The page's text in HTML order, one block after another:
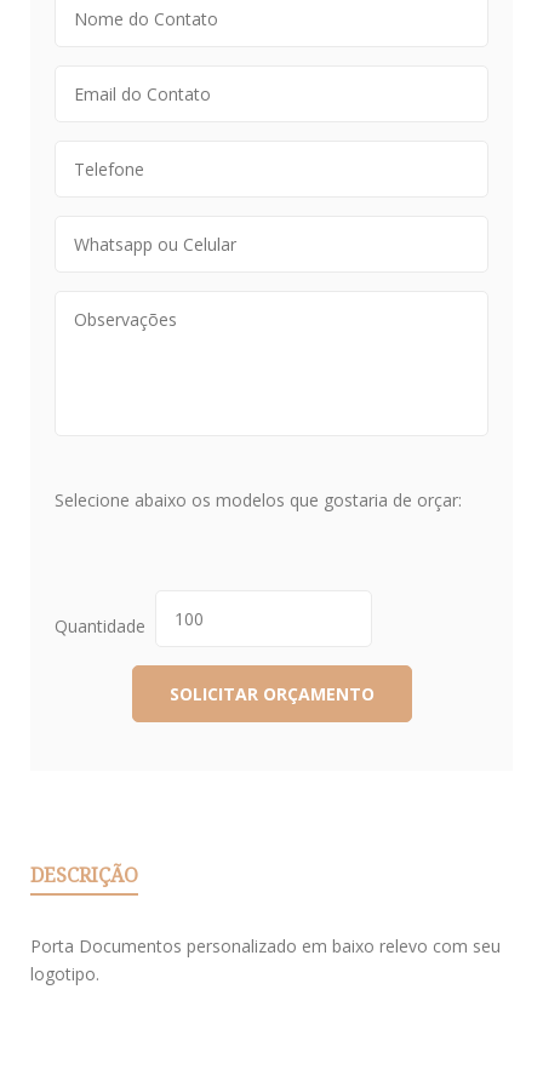
Selecione abaixo os modelos que gostaria de orçar:
Quantidade
DESCRIÇÃO
Porta Documentos personalizado em baixo relevo com seu
logotipo.